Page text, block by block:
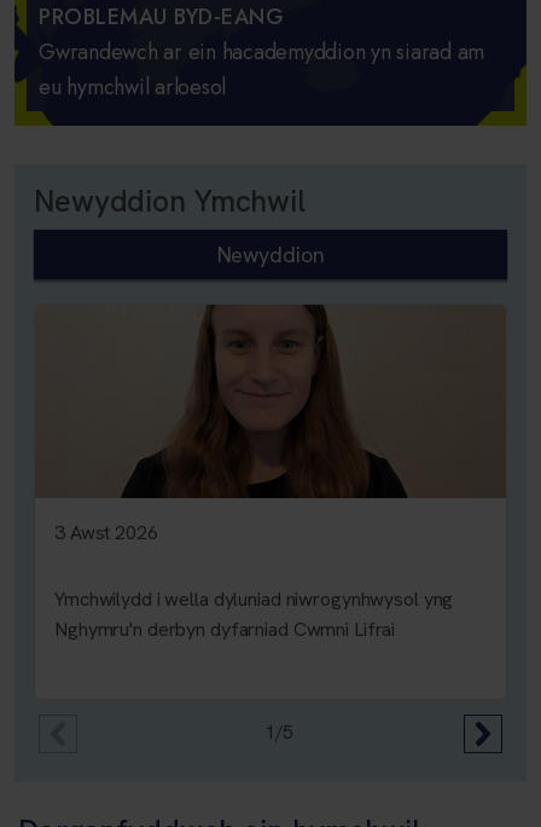
PROBLEMAU BYD-EANG
Gwrandewch ar ein hacademyddion yn siarad am
eu hymchwil arloesol
Newyddion Ymchwil
Newyddion
3 Awst 2026
Ymchwilydd i wella dyluniad niwrogynhwysol yng
Nghymru'n derbyn dyfarniad Cwmni Lifrai
1/5